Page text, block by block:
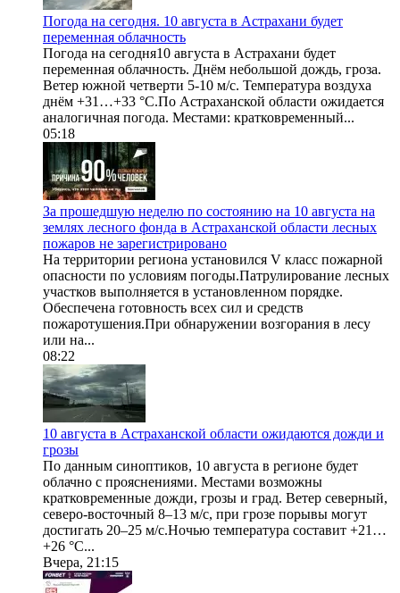
Погода на сегодня. 10 августа в Астрахани будет
переменная облачность
Погода на сегодня10 августа в Астрахани будет
переменная облачность. Днём небольшой дождь, гроза.
Ветер южной четверти 5-10 м/с. Температура воздуха
днём +31…+33 °С.По Астраханской области ожидается
аналогичная погода. Местами: кратковременный...
05:18
За прошедшую неделю по состоянию на 10 августа на
землях лесного фонда в Астраханской области лесных
пожаров не зарегистрировано
На территории региона установился V класс пожарной
опасности по условиям погоды.Патрулирование лесных
участков выполняется в установленном порядке.
Обеспечена готовность всех сил и средств
пожаротушения.При обнаружении возгорания в лесу
или на...
08:22
10 августа в Астраханской области ожидаются дожди и
грозы
По данным синоптиков, 10 августа в регионе будет
облачно с прояснениями. Местами возможны
кратковременные дожди, грозы и град. Ветер северный,
северо-восточный 8–13 м/с, при грозе порывы могут
достигать 20–25 м/с.Ночью температура составит +21…
+26 °С...
Вчера, 21:15